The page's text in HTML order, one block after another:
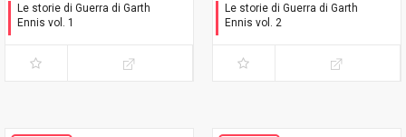
Le storie di Guerra di Garth
Ennis vol. 1
Inghilterra
Le storie di Guerra di Garth
Ennis vol. 2